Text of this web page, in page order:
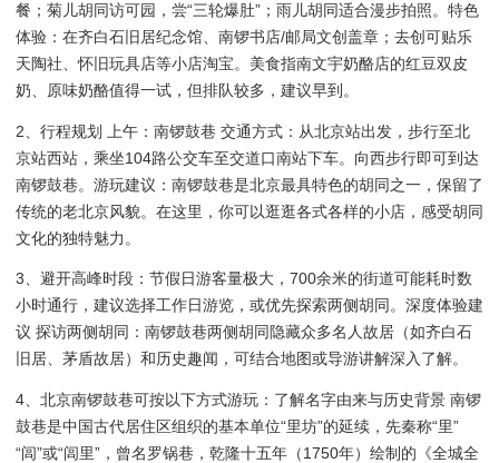
餐；菊儿胡同访可园，尝“三轮爆肚”；雨儿胡同适合漫步拍照。特色
体验：在齐白石旧居纪念馆、南锣书店/邮局文创盖章；去创可贴乐
天陶社、怀旧玩具店等小店淘宝。美食指南文宇奶酪店的红豆双皮
奶、原味奶酪值得一试，但排队较多，建议早到。
2、行程规划 上午：南锣鼓巷 交通方式：从北京站出发，步行至北
京站西站，乘坐104路公交车至交道口南站下车。向西步行即可到达
南锣鼓巷。游玩建议：南锣鼓巷是北京最具特色的胡同之一，保留了
传统的老北京风貌。在这里，你可以逛逛各式各样的小店，感受胡同
文化的独特魅力。
3、避开高峰时段：节假日游客量极大，700余米的街道可能耗时数
小时通行，建议选择工作日游览，或优先探索两侧胡同。深度体验建
议 探访两侧胡同：南锣鼓巷两侧胡同隐藏众多名人故居（如齐白石
旧居、茅盾故居）和历史趣闻，可结合地图或导游讲解深入了解。
4、北京南锣鼓巷可按以下方式游玩：了解名字由来与历史背景 南锣
鼓巷是中国古代居住区组织的基本单位“里坊”的延续，先秦称“里”
“闾”或“闾里”，曾名罗锅巷，乾隆十五年（1750年）绘制的《全城全